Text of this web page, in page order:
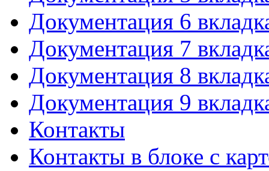
Документация 6
Документация 7
Документация 8
Документация 9
Контакты
Контакты в блоке с